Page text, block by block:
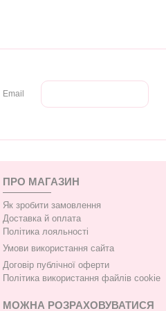
Email
ПРО МАГАЗИН
Як зробити замовлення
Доставка й оплата
Політика лояльності
Умови використання сайта
Договір публічної оферти
Політика використання файлів cookie
МОЖНА РОЗРАХОВУВАТИСЯ